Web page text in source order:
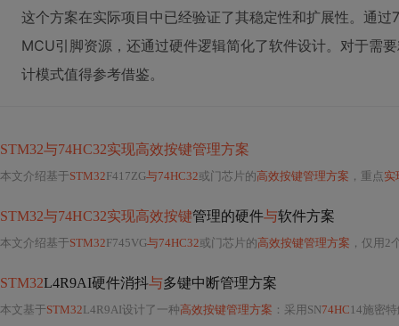
这个方案在实际项目中已经验证了其稳定性和扩展性。通
MCU引脚资源，还通过硬件逻辑简化了软件设计。对于需
计模式值得参考借鉴。
STM32与74HC32实现高效按键管理方案
本文介绍基于STM32F417ZG与74HC32或门芯片的高效按键管理方案 ，重点实
STM32与74HC32实现高效按键管理的硬件与软件方案
本文介绍基于STM32F745VG与74HC32或门芯片的高效按键管理方案 ，仅用2
STM32L4R9AI硬件消抖与多键中断管理方案
本文基于STM32L4R9AI设计了一种高效按键管理方案 ：采用SN74HC 14施密